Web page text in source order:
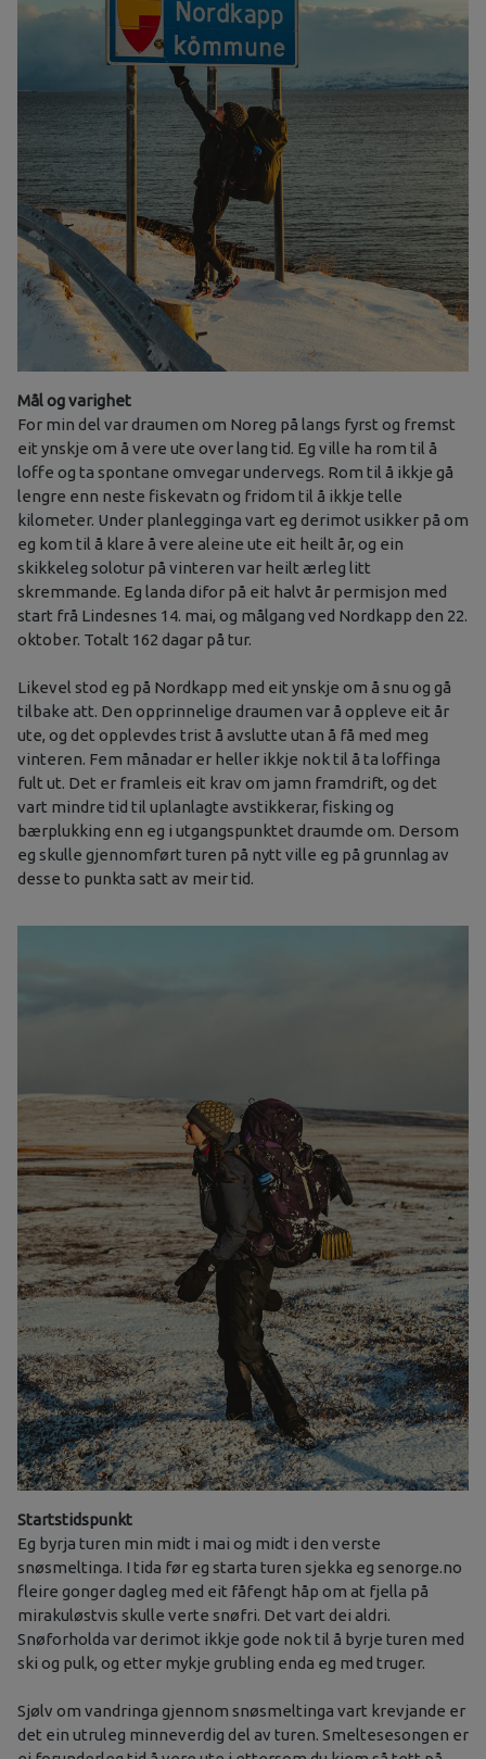
Mål og varighet
For min del var draumen om Noreg på langs fyrst og fremst
eit ynskje om å vere ute over lang tid. Eg ville ha rom til å
loffe og ta spontane omvegar undervegs. Rom til å ikkje gå
lengre enn neste fiskevatn og fridom til å ikkje telle
kilometer. Under planlegginga vart eg derimot usikker på om
eg kom til å klare å vere aleine ute eit heilt år, og ein
skikkeleg solotur på vinteren var heilt ærleg litt
skremmande. Eg landa difor på eit halvt år permisjon med
start frå Lindesnes 14. mai, og målgang ved Nordkapp den 22.
oktober. Totalt 162 dagar på tur.
Likevel stod eg på Nordkapp med eit ynskje om å snu og gå
tilbake att. Den opprinnelige draumen var å oppleve eit år
ute, og det opplevdes trist å avslutte utan å få med meg
vinteren. Fem månadar er heller ikkje nok til å ta loffinga
fult ut. Det er framleis eit krav om jamn framdrift, og det
vart mindre tid til uplanlagte avstikkerar, fisking og
bærplukking enn eg i utgangspunktet draumde om. Dersom
eg skulle gjennomført turen på nytt ville eg på grunnlag av
desse to punkta satt av meir tid.
Startstidspunkt
Eg byrja turen min midt i mai og midt i den verste
snøsmeltinga. I tida før eg starta turen sjekka eg senorge.no
fleire gonger dagleg med eit fåfengt håp om at fjella på
mirakuløstvis skulle verte snøfri. Det vart dei aldri.
Snøforholda var derimot ikkje gode nok til å byrje turen med
ski og pulk, og etter mykje grubling enda eg med truger.
Sjølv om vandringa gjennom snøsmeltinga vart krevjande er
det ein utruleg minneverdig del av turen. Smeltesesongen er